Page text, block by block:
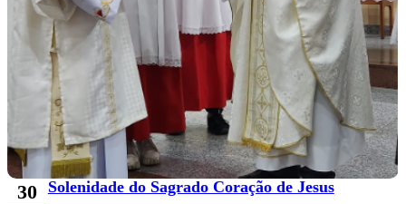
30 Solenidade do Sagrado Coração de Jesus